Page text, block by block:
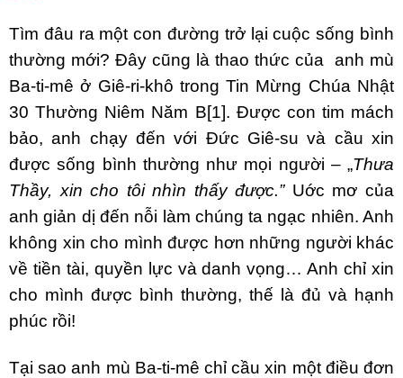
Tìm đâu ra một con đường trở lại cuộc sống bình
thường mới? Đây cũng là thao thức của anh mù
Ba-ti-mê ở Giê-ri-khô trong Tin Mừng Chúa Nhật
30 Thường Niêm Năm B[1]. Được con tim mách
bảo, anh chạy đến với Đức Giê-su và cầu xin
được sống bình thường như mọi người – „Thưa
Thầy, xin cho tôi nhìn thấy được.” Uớc mơ của
anh giản dị đến nỗi làm chúng ta ngạc nhiên. Anh
không xin cho mình được hơn những người khác
về tiền tài, quyền lực và danh vọng… Anh chỉ xin
cho mình được bình thường, thế là đủ và hạnh
phúc rồi!
Tại sao anh mù Ba-ti-mê chỉ cầu xin một điều đơn